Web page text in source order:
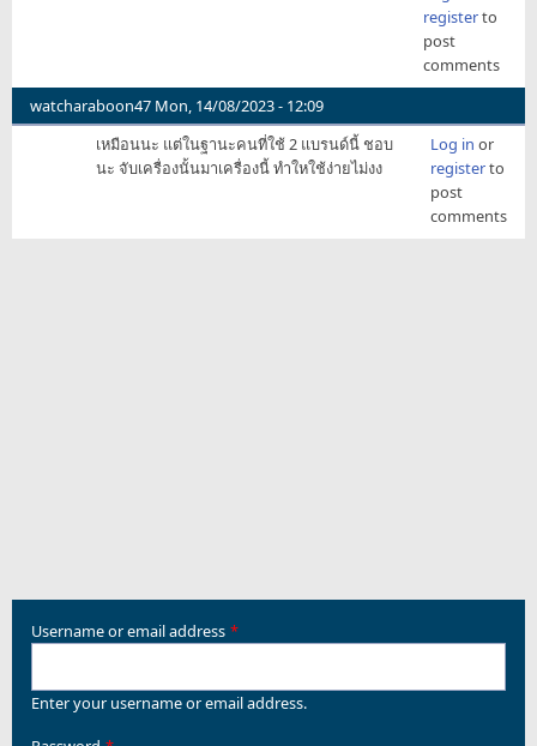
registerto
post
comments
watcharaboon47 Mon, 14/08/2023 - 12:09
เหมือนนะ แต่ในฐานะคนที่ใช้ 2 แบรนด์นี้ ชอบ
นะ จับเครื่องนั้นมาเครื่องนี้ ทำใหใช้ง่ายไม่งง
Log in or
registerto
post
comments
Username or email address
Enter your username or email address.